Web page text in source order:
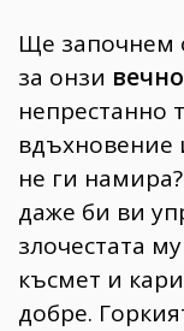
Ще започнем
за онзи
непрестанно
вдъхновение
не ги
даже би ви
злочестата
късмет и
добре.